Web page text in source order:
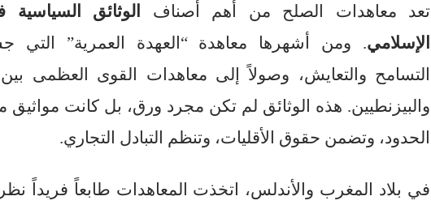
تعد معاهدات الصلح من أهم أصناف
الوثائق السياسية
الإسلامي. ومن أشهرها معاهدة “العهدة العمرية” التي
التسامح والتعايش، وصولاً إلى معاهدات القوى العظمى بين
والبيزنطيين. هذه الوثائق لم تكن مجرد ورق، بل كانت مواثيق
الحدود، وتضمن حقوق الأقليات، وتنظم التبادل التجاري.
في بلاد المغرب والأندلس، اتخذت المعاهدات طابعاً فريداً